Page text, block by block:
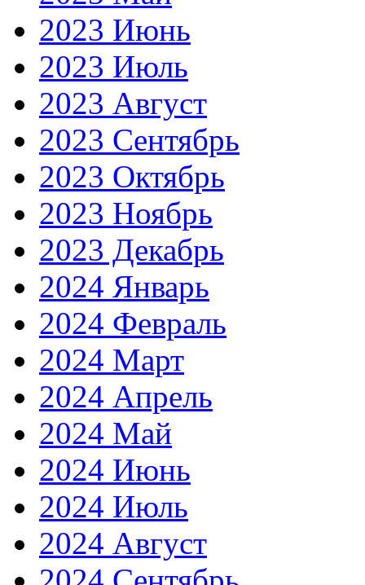
2023 Июнь
2023 Июль
2023 Август
2023 Сентябрь
2023 Октябрь
2023 Ноябрь
2023 Декабрь
2024 Январь
2024 Февраль
2024 Март
2024 Апрель
2024 Май
2024 Июнь
2024 Июль
2024 Август